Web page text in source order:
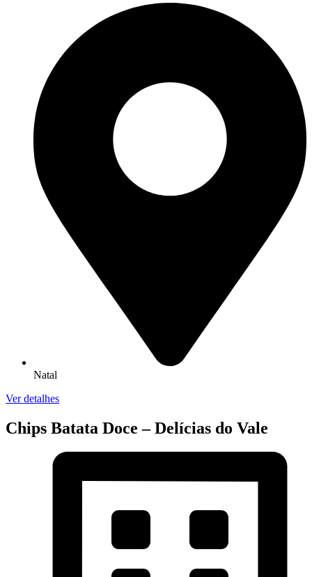
Natal
Ver detalhes
Chips Batata Doce – Delícias do Vale